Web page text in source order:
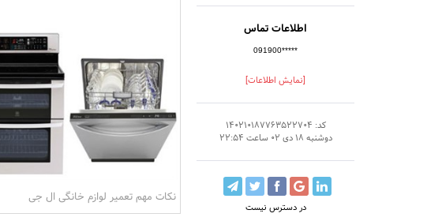
اطلاعات تماس
091900*****
[نمایش اطلاعات]
کد: 140210187763522704
دوشنبه 18 دی 02 ساعت 22:54
در دسترس نیست
نکات مهم تعمیر لوازم خانگی ال جی